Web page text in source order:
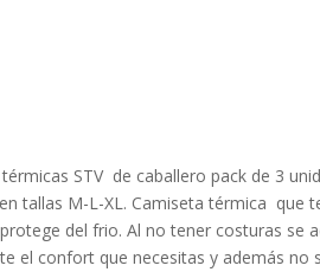
STV de caballero pack de 3
tallas M-L-XL. Camiseta térmica que
del frio. Al no tener costuras se
el confort que necesitas y además no